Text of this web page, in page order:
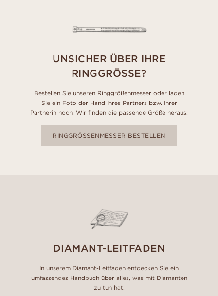
UNSICHER ÜBER IHRE
RINGGRÖSSE?
Bestellen Sie unseren Ringgrößenmesser oder laden
Sie ein Foto der Hand Ihres Partners bzw. Ihrer
Partnerin hoch. Wir finden die passende Größe heraus.
RINGGRÖSSENMESSER BESTELLEN
DIAMANT-LEITFADEN
In unserem Diamant-Leitfaden entdecken Sie ein
umfassendes Handbuch über alles, was mit Diamanten
zu tun hat.